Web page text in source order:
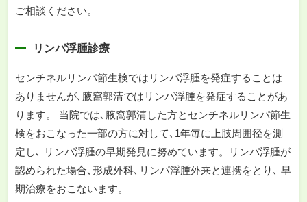
ご相談ください。
リンパ浮腫診療
センチネルリンパ節生検ではリンパ浮腫を発症することは
ありませんが､腋窩郭清ではリンパ浮腫を発症することがあ
ります。 当院では､腋窩郭清した方とセンチネルリンパ節生
検をおこなった一部の方に対して､1年毎に上肢周囲径を測
定し､ リンパ浮腫の早期発見に努めています。リンパ浮腫が
認められた場合､形成外科､リンパ浮腫外来と連携をとり､ 早
期治療をおこないます。